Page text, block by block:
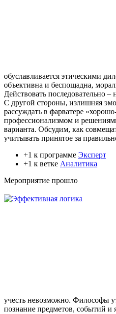
обуславливается этическими
объективна и беспощадна,
Действовать последовательно –
С другой стороны, излишняя
рассуждать в фарватере
профессионализмом и
варианта. Обсудим, как
учитывать принятое за
+1 к программе Эксперт
+1 к ветке Аналитика
Мероприятие прошло
учесть невозможно. Философы
познание предметов, событий и